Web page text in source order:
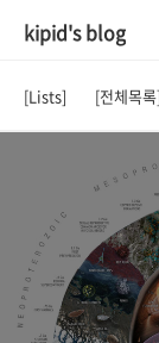
kipid's blog
[Lists] [전체목록]